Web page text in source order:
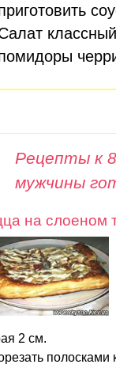
Рецепты к
мужчины
на слоеном
2 см.